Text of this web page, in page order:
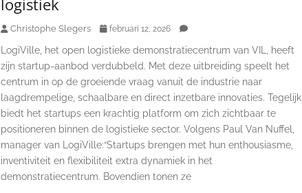
Christophe Slegers februari 12, 2026
LogiVille, het open logistieke demonstratiecentrum van VIL, heeft
zijn startup-aanbod verdubbeld. Met deze uitbreiding speelt het
centrum in op de groeiende vraag vanuit de industrie naar
laagdrempelige, schaalbare en direct inzetbare innovaties. Tegelijk
biedt het startups een krachtig platform om zich zichtbaar te
positioneren binnen de logistieke sector. Volgens Paul Van Nuffel,
manager van LogiVille:“Startups brengen met hun enthousiasme,
inventiviteit en flexibiliteit extra dynamiek in het
demonstratiecentrum. Bovendien tonen ze